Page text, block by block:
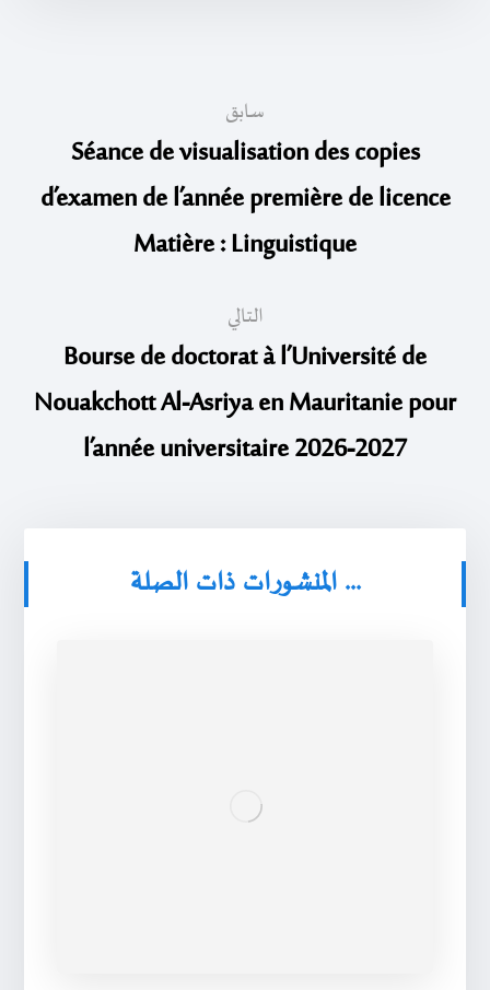
سابق
Séance de visualisation des copies
d’examen de l’année première de licence
Matière : Linguistique
التالي
Bourse de doctorat à l’Université de
Nouakchott Al-Asriya en Mauritanie pour
l’année universitaire 2026-2027
المنشورات ذات الصلة ...